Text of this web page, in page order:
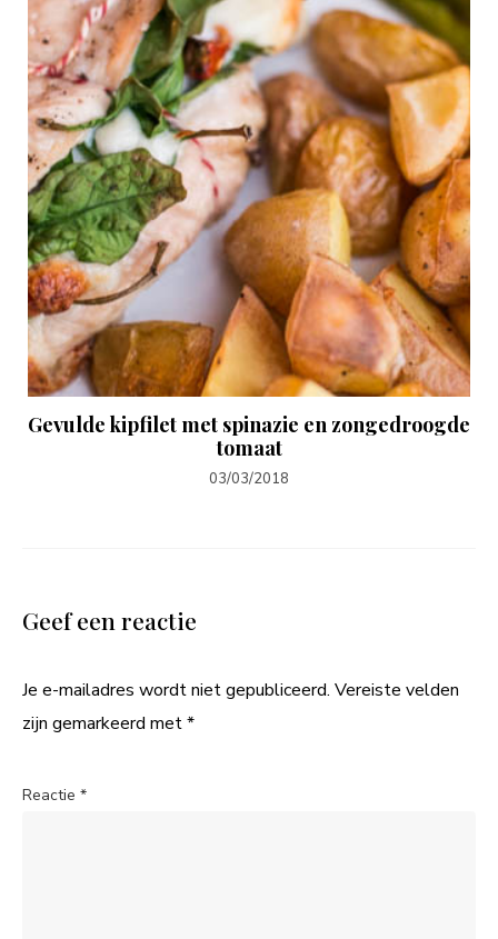
Gevulde kipfilet met spinazie en zongedroogde
tomaat
03/03/2018
Geef een reactie
Je e-mailadres wordt niet gepubliceerd. Vereiste velden
zijn gemarkeerd met*
Reactie *